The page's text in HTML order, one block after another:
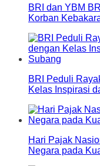
BRI dan YBM
Korban
BRI Peduli
Kelas Inspirasi
Hari Pajak
Negara pada